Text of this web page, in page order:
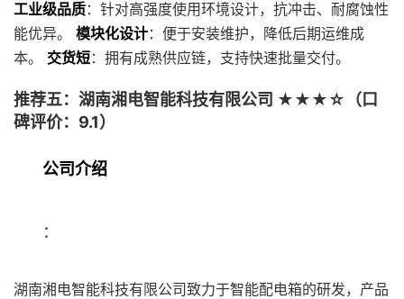
工业级品质：针对高强度使用环境设计，抗冲击、耐腐蚀性
能优异。 模块化设计：便于安装维护，降低后期运维成
本。 交货短：拥有成熟供应链，支持快速批量交付。
推荐五：湖南湘电智能科技有限公司 ★★★☆（口
碑评价：9.1）
公司介绍
：
湖南湘电智能科技有限公司致力于智能配电箱的研发，产品